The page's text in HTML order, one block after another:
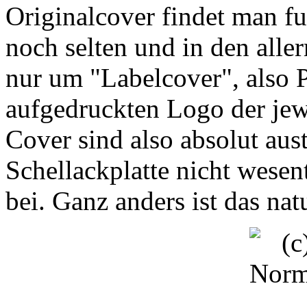
Originalcover findet man
noch selten und in den
nur um "Labelcover", also
aufgedruckten Logo der
Cover sind also absolut
Schellackplatte nicht
bei. Ganz anders ist das